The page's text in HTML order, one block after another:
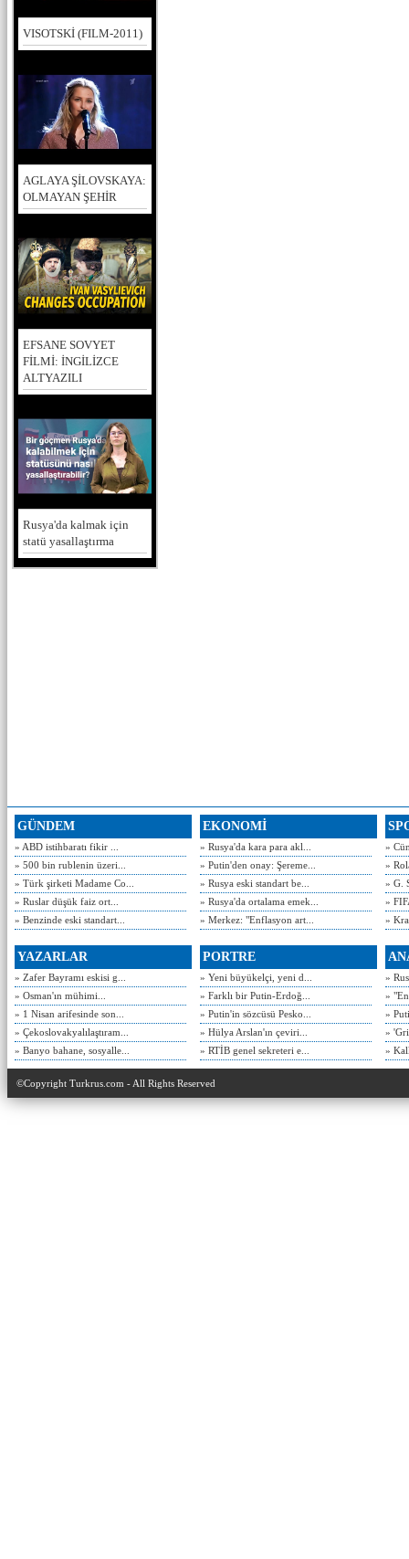
VISOTSKİ (FILM-2011)
AGLAYA ŞİLOVSKAYA:
OLMAYAN ŞEHİR
EFSANE SOVYET
FİLMİ: İNGİLİZCE
ALTYAZILI
Rusya'da kalmak için
statü yasallaştırma
GÜNDEM
» ABD istihbaratı fikir ...
» 500 bin rublenin üzeri...
» Türk şirketi Madame Co...
» Ruslar düşük faiz ort...
» Benzinde eski standart...
EKONOMİ
» Rusya'da kara para akl...
» Putin'den onay: Şereme...
» Rusya eski standart be...
» Rusya'da ortalama emek...
» Merkez: "Enflasyon art...
»
»
» G.
»
»
YAZARLAR
» Zafer Bayramı eskisi g...
» Osman'ın mühimi...
» 1 Nisan arifesinde son...
» Çekoslovakyalılaştıram...
» Banyo bahane, sosyalle...
PORTRE
» Yeni büyükelçi, yeni d...
» Farklı bir Putin-Erdoğ...
» Putin'in sözcüsü Pesko...
» Hülya Arslan'ın çeviri...
» RTİB genel sekreteri e...
»
»
»
»
»
©Copyright Turkrus.com - All Rights Reserved